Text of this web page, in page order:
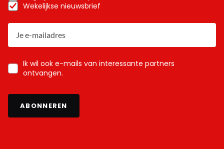
Wekelijkse nieuwsbrief
Ik wil ook e-mails van interessante partners
ontvangen.
ABONNEREN